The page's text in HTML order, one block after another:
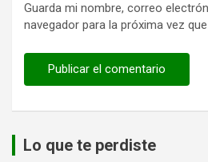
Guarda mi nombre, correo
navegador para la próxima vez
Lo que te perdiste